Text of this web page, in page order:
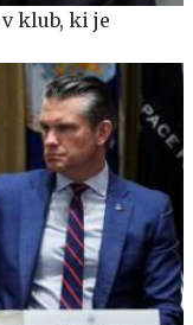
klub, ki je